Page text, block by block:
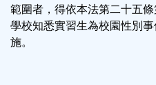
範圍者，得依本法第二十五條
學校知悉實習生為校園性別
施。